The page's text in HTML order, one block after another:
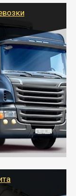
при перевозке.
от 5 до
с
работающим
кузова и мед.
России с